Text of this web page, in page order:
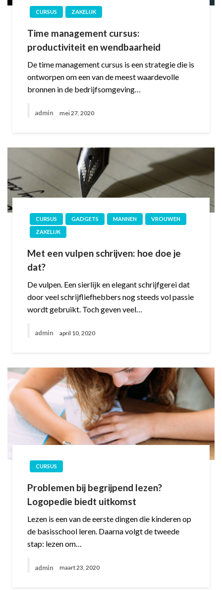
CURSUS ZAKELIJK
Time management cursus:
productiviteit en wendbaarheid
De time management cursus is een strategie die is
ontworpen om een van de meest waardevolle
bronnen in de bedrijfsomgeving…
admin mei 27, 2020
CURSUS GADGETS MANNEN
VROUWEN
ZAKELIJK
Met een vulpen schrijven: hoe doe je
dat?
De vulpen. Een sierlijk en elegant schrijfgerei dat
door veel schrijfliefhebbers nog steeds vol passie
wordt gebruikt. Toch geven veel…
admin april 10, 2020
CURSUS
Problemen bij begrijpend lezen?
Logopedie biedt uitkomst
Lezen is een van de eerste dingen die kinderen op
de basisschool leren. Daarna volgt de tweede
stap: lezen om…
admin maart 23, 2020